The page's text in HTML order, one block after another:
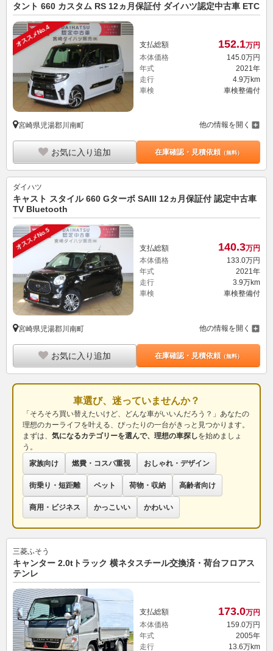
タント 660 カスタム RS 12ヵ月保証付 ダイハツ認定中古車 ETC
オススメNo.4 支払総額 152.1万円
本体価格
145. 0万円
年式
2021年
走行
4.9万km
車検
車検整備付
宮崎県児湯郡川南町 他の情報を開く
お気に入り追加 在庫確認・見積依頼（無料）
ダイハツ
キャスト スタイル 660 Gターボ SAIII 12ヵ月保証付 認定中古車
TV Bluetooth
オススメNo.5 支払総額 140.3万円
本体価格
133.0万円
年式
2021年
走行
3.9万km
車検
車検整備付
宮崎県児湯郡川南町 他の情報を開く
お気に入り追加 在庫確認・見積依頼（無料）
車選び、迷っていませんか？
「そろそろ買い替えたいけど、どんな車がいいんだろう？」あなたの
理想のカーライフを叶える、ぴったりの一台がきっと見つかります。
まずは、 気になるカテゴリーを選んで、理想の車探しを始めましょ
う。
家族向け
燃費・コスパ重視 おしゃれ・デザイン
街乗り・短距離 ペット 荷物・収納 高齢者向け
商用・ビジネス かっこいい かわいい
三菱ふそう
キャンター 2.0tトラック 横ネタスチール交換済・荷台フロアス
テンレ
支払総額 173.0万円
本体価格
159. 0万円
年式
2005年
走行
13.6万km